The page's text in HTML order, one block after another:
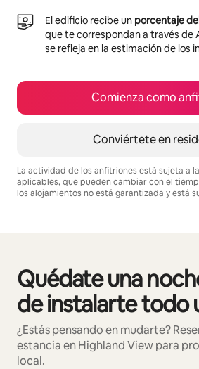
El edificio recibe un porcentaje
que te correspondan a través de
se refleja en la estimación de los
Comienza como
Conviértete en
La actividad de los anfitriones está sujeta a
aplicables, que pueden cambiar con el
los alojamientos no está garantizada y está
Quédate una
de instalarte todo
¿Estás pensando en mudarte?
estancia en Highland View para
local.
Mostrando 0 de 0 elementos